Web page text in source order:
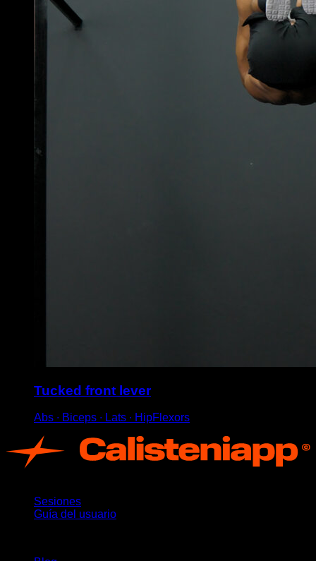
Tucked front lever
Abs ∙ Biceps ∙ Lats ∙ HipFlexors
Sesiones
Guía del usuario